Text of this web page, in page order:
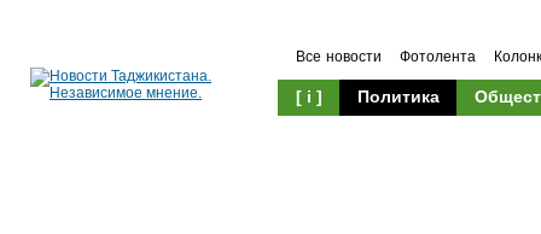
Все новости Фотолента
[ i ] Политика